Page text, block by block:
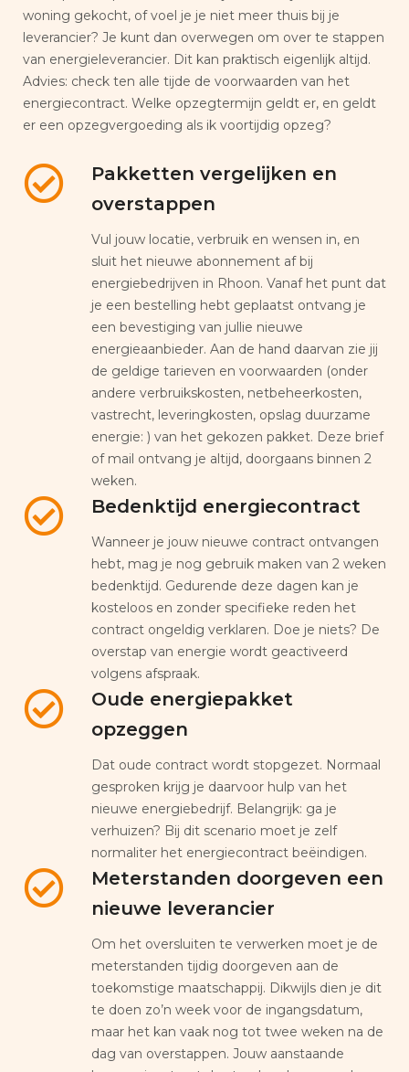
woning gekocht, of voel je je niet meer thuis bij je
leverancier? Je kunt dan overwegen om over te stappen
van energieleverancier. Dit kan praktisch eigenlijk altijd.
Advies: check ten alle tijde de voorwaarden van het
energiecontract. Welke opzegtermijn geldt er, en geldt
er een opzegvergoeding als ik voortijdig opzeg?
Pakketten vergelijken en
overstappen
Vul jouw locatie, verbruik en wensen in, en
sluit het nieuwe abonnement af bij
energiebedrijven in Rhoon. Vanaf het punt dat
je een bestelling hebt geplaatst ontvang je
een bevestiging van jullie nieuwe
energieaanbieder. Aan de hand daarvan zie jij
de geldige tarieven en voorwaarden (onder
andere verbruikskosten, netbeheerkosten,
vastrecht, leveringkosten, opslag duurzame
energie: ) van het gekozen pakket. Deze brief
of mail ontvang je altijd, doorgaans binnen 2
weken.
Bedenktijd energiecontract
Wanneer je jouw nieuwe contract ontvangen
hebt, mag je nog gebruik maken van 2 weken
bedenktijd. Gedurende deze dagen kan je
kosteloos en zonder specifieke reden het
contract ongeldig verklaren. Doe je niets? De
overstap van energie wordt geactiveerd
volgens afspraak.
Oude energiepakket
opzeggen
Dat oude contract wordt stopgezet. Normaal
gesproken krijg je daarvoor hulp van het
nieuwe energiebedrijf. Belangrijk: ga je
verhuizen? Bij dit scenario moet je zelf
normaliter het energiecontract beëindigen.
Meterstanden doorgeven een
nieuwe leverancier
Om het oversluiten te verwerken moet je de
meterstanden tijdig doorgeven aan de
toekomstige maatschappij. Dikwijls dien je dit
te doen zo’n week voor de ingangsdatum,
maar het kan vaak nog tot twee weken na de
dag van overstappen. Jouw aanstaande